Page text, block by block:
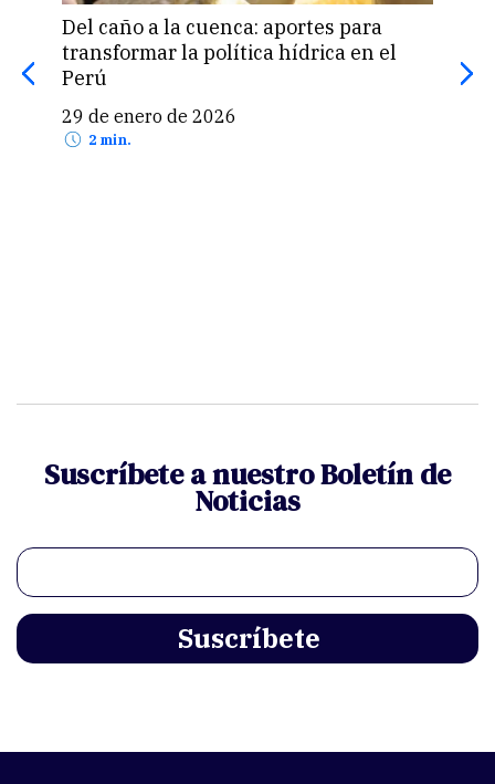
Del caño a la cuenca: aportes para
transformar la política hídrica en el
Perú
29 de enero de 2026
2 min.
Suscríbete a nuestro Boletín de
Noticias